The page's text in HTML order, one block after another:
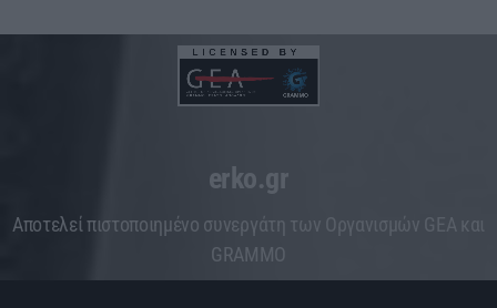
erko.gr
Aποτελεί πιστοποιημένο συνεργάτη των Οργανισμών GEA και
GRAMMO